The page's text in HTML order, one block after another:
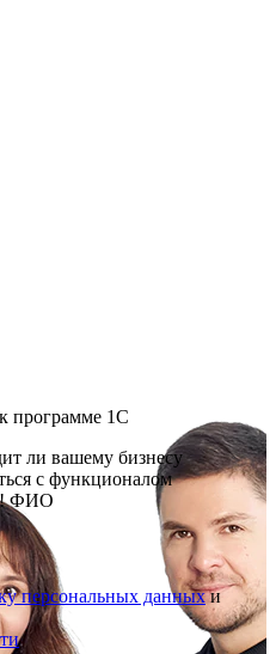
программе 1С
ли вашему бизнесу
с функционалом
ФИО
персональных данныхи